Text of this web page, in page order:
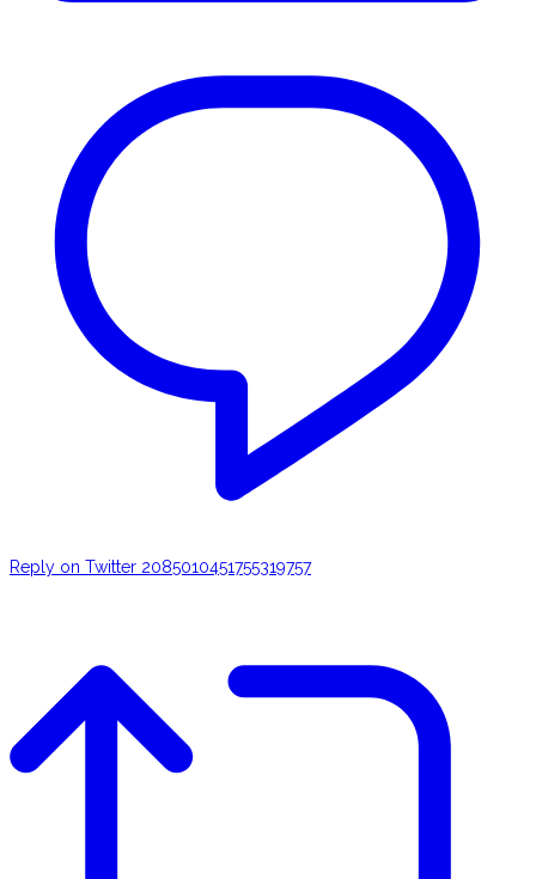
Reply on Twitter 2085010451755319757